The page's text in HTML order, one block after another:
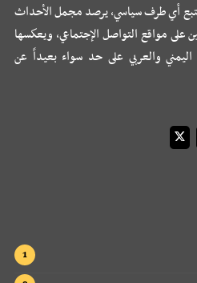
أي طرف سياسي، يرصد مجمل الأحداث
على مواقع التواصل الإجتماعي، ويعكسها
والعربي على حد سواء بعيداً عن